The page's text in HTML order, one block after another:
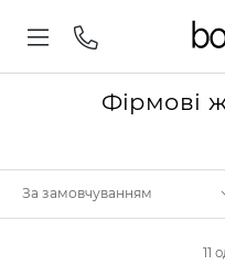
Фірмові
11